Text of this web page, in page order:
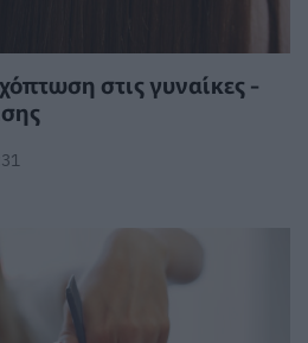
στις γυναίκες -